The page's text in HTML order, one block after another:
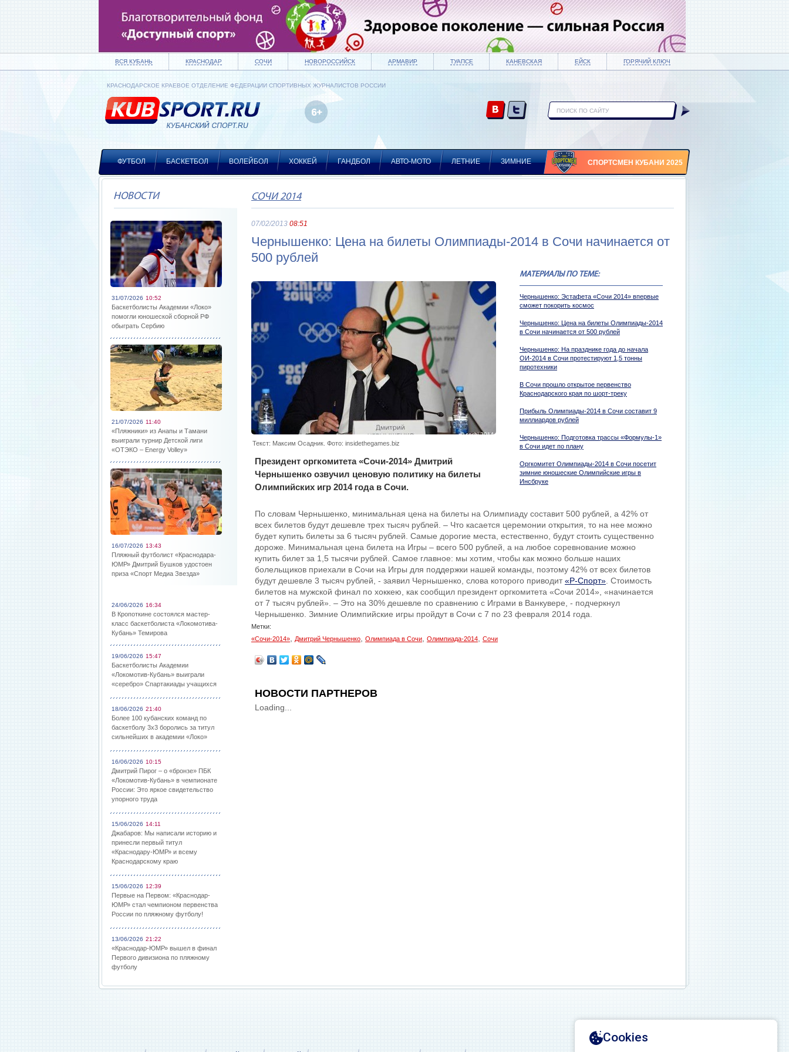
ВСЯ КУБАНЬ КРАСНОДАР СОЧИ НОВОРОССИЙСК АРМАВИР ТУАПСЕ КАНЕВСКАЯ ЕЙСК ГОРЯЧИЙ КЛЮЧ
КРАСНОДАРСКОЕ КРАЕВОЕ ОТДЕЛЕНИЕ ФЕДЕРАЦИИ СПОРТИВНЫХ ЖУРНАЛИСТОВ РОССИИ
ФУТБОЛ БАСКЕТБОЛ ВОЛЕЙБОЛ ХОККЕЙ ГАНДБОЛ АВТО-МОТО ЛЕТНИЕ ЗИМНИЕ СПОРТСМЕН КУБАНИ 2025
НОВОСТИ
31/07/2026 10:52
Баскетболисты Академии «Локо»
помогли юношеской сборной РФ
обыграть Сербию
21/07/2026 11:40
«Пляжники» из Анапы и Тамани
выиграли турнир Детской лиги
«ОТЭКО – Energy Volley»
16/07/2026 13:43
Пляжный футболист «Краснодара-
ЮМР» Дмитрий Бушков удостоен
приза «Спорт Медиа Звезда»
24/06/2026 16:34
В Кропоткине состоялся мастер-
класс баскетболиста «Локомотива-
Кубань» Темирова
19/06/2026 15:47
Баскетболисты Академии
«Локомотив-Кубань» выиграли
«серебро» Спартакиады учащихся
18/06/2026 21:40
Более 100 кубанских команд по
баскетболу 3х3 боролись за титул
сильнейших в академии «Локо»
16/06/2026 10:15
Дмитрий Пирог – о «бронзе» ПБК
«Локомотив-Кубань» в чемпионате
России: Это яркое свидетельство
упорного труда
15/06/2026 14:11
Джабаров: Мы написали историю и
принесли первый титул
«Краснодару-ЮМР» и всему
Краснодарскому краю
15/06/2026 12:39
Первые на Первом: «Краснодар-
ЮМР» стал чемпионом первенства
России по пляжному футболу!
13/06/2026 21:22
«Краснодар-ЮМР» вышел в финал
Первого дивизиона по пляжному
футболу
СОЧИ 2014
07/02/2013 08:51
Чернышенко: Цена на билеты Олимпиады-2014 в Сочи начинается от
500 рублей
МАТЕРИАЛЫ ПО ТЕМЕ:
Чернышенко: Эстафета «Сочи 2014» впервые
сможет покорить космос
Чернышенко: Цена на билеты Олимпиады-2014
в Сочи начинается от 500 рублей
Чернышенко: На празднике года до начала
ОИ-2014 в Сочи протестируют 1,5 тонны
пиротехники
В Сочи прошло открытое первенство
Краснодарского края по шорт-треку
Прибыль Олимпиады-2014 в Сочи составит 9
миллиардов рублей
Чернышенко: Подготовка трассы «Формулы-1»
в Сочи идет по плану
Оргкомитет Олимпиады-2014 в Сочи посетит
зимние юношеские Олимпийские игры в
Инсбруке
Текст: Максим Осадник. Фото: insidethegames.biz
Президент оргкомитета «Сочи-2014» Дмитрий
Чернышенко озвучил ценовую политику на билеты
Олимпийских игр 2014 года в Сочи.
По словам Чернышенко, минимальная цена на билеты на Олимпиаду составит 500 рублей, а 42% от
всех билетов будут дешевле трех тысяч рублей. – Что касается церемонии открытия, то на нее можно
будет купить билеты за 6 тысяч рублей. Самые дорогие места, естественно, будут стоить существенно
дороже. Минимальная цена билета на Игры – всего 500 рублей, а на любое соревнование можно
купить билет за 1,5 тысячи рублей. Самое главное: мы хотим, чтобы как можно больше наших
болельщиков приехали в Сочи на Игры для поддержки нашей команды, поэтому 42% от всех билетов
будут дешевле 3 тысяч рублей, - заявил Чернышенко, слова которого приводит«Р-Спорт» . Стоимость
билетов на мужской финал по хоккею, как сообщил президент оргкомитета «Сочи 2014», «начинается
от 7 тысяч рублей». – Это на 30% дешевле по сравнению с Играми в Ванкувере, - подчеркнул
Чернышенко. Зимние Олимпийские игры пройдут в Сочи с 7 по 23 февраля 2014 года.
Метки:
«Сочи-2014»
Дмитрий Чернышенко Олимпиада в Сочи Олимпиада-2014 Сочи
НОВОСТИ ПАРТНЕРОВ
Loading...